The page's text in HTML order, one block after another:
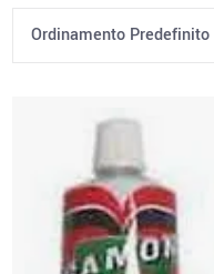
Ordinamento Predefinito